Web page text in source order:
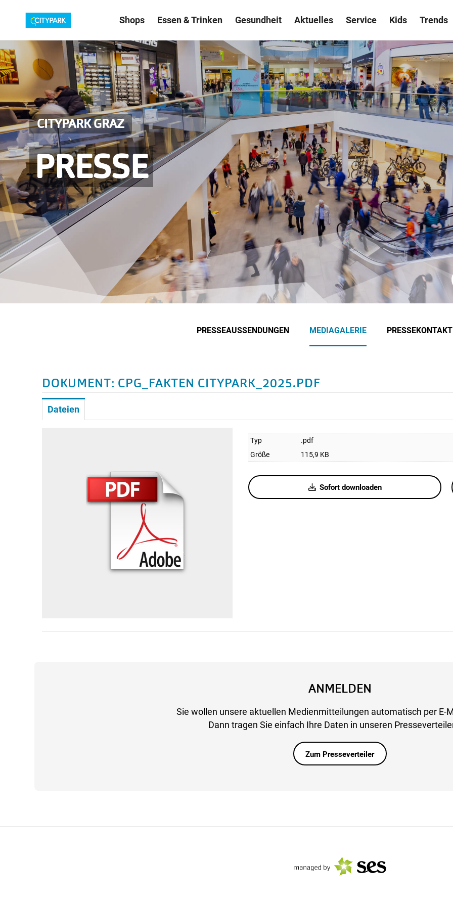
Shops Essen & Trinken Gesundheit Aktuelles Service Kids Trends
CITYPARK GRAZ
PRESSE
PRESSEAUSSENDUNGEN MEDIAGALERIE PRESSEKONTAKT
DOKUMENT: CPG_FAKTEN CITYPARK_2025.PDF
Dateien
Typ
.pdf
Größe
115,9 KB
Sofort downloaden
ANMELDEN
Sie wollen unsere aktuellen Medienmitteilungen automatisch per E-
Dann tragen Sie einfach Ihre Daten in unseren
Zum Presseverteiler